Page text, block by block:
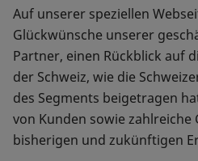
Auf unserer speziellen
Glückwünsche unserer
Partner, einen Rückblick auf
der Schweiz, wie die
des Segments beigetragen
von Kunden sowie zahlreiche
bisherigen und zukünftigen